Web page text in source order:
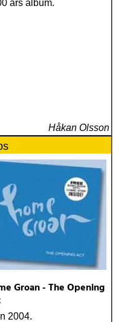
års album.
Håkan Olsson
Groan - The Opening
2004.